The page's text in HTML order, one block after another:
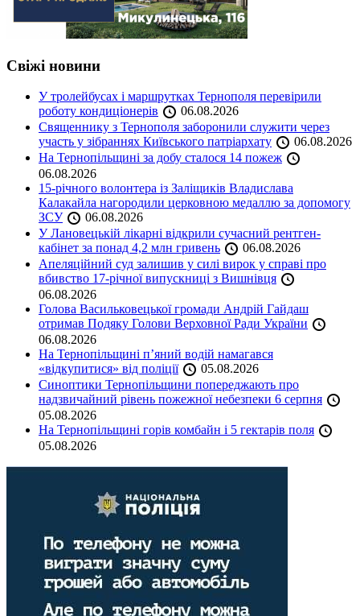
Свіжі новини
У тролейбусах і маршрутках Тернополя перевірили
роботу кондиціонерів
06.08.2026
Священнику з Тернополя заборонили служити через
участь у зібраннях Київського патріархату
06.08.2026
На Тернопільщині за добу сталося 14 пожеж
06.08.2026
15-річного волонтера із Заліщиків Владислава
Калакайла нагородили церковною медаллю за допомогу
ЗСУ
06.08.2026
У Лановецькій лікарні відкрили сучасний рентген-
кабінет за понад 4,2 млн гривень
06.08.2026
Апеляційний суд залишив у силі вирок у справі про
вбивство 17-річної випускниці з Вишнівця
06.08.2026
Голова Васильковецької громади Андрій Гайдаш
отримав Подяку Голови Верховної Ради України
06.08.2026
На Тернопільщині п’яний водій намагався
«відкупитися» від поліції
05.08.2026
Синоптики Тернопільщини попереджають про
надзвичайний рівень пожежної небезпеки 6 серпня
05.08.2026
На Тернопільщині горів комбайн і 5 гектарів поля
05.08.2026